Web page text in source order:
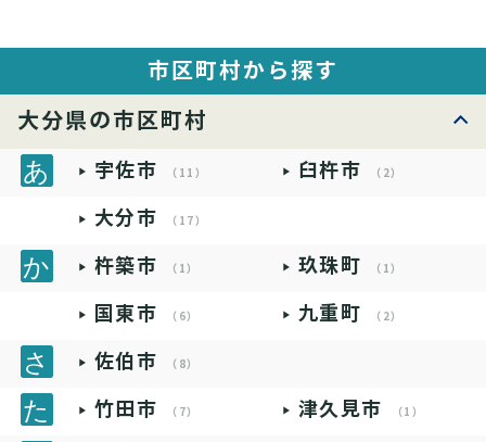
市区町村から探す
大分県の市区町村
宇佐市 （11） 臼杵市 （2）
大分市 （17）
杵築市 （1） 玖珠町 （1）
国東市 （6） 九重町 （2）
佐伯市 （8）
竹田市 （7） 津久見市 （1）